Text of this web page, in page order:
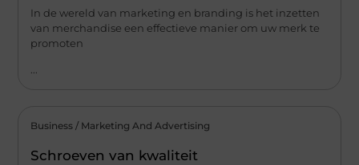
In de wereld van marketing en branding is het inzetten
van merchandise een effectieve manier om uw merk te
promoten
...
Business / Marketing And Advertising
Schroeven van kwaliteit